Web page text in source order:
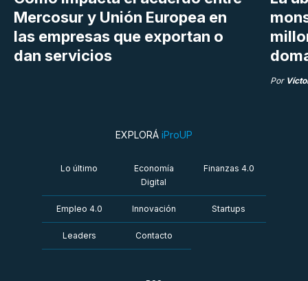
Mercosur y Unión Europea en
las empresas que exportan o
dan servicios
Por
EXPLORÁ iProUP
Lo último
Economía
Digital
Finanzas 4.0
Empleo 4.0 Innovación Startups
Leaders Contacto